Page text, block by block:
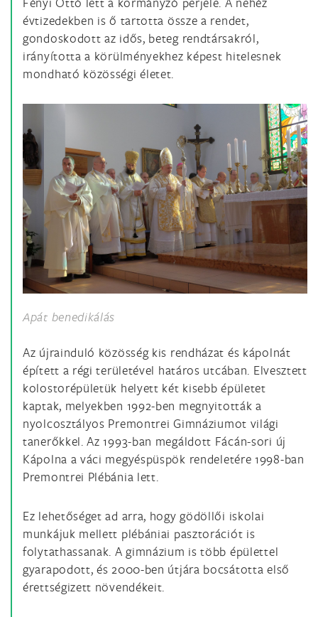
évtizedekben is ő tartotta össze a rendet,
gondoskodott az idős, beteg rendtársakról,
irányította a körülményekhez képest hitelesnek
mondható közösségi életet.
Apát benedikálás
Az újrainduló közösség kis rendházat és kápolnát
épített a régi területével határos utcában. Elvesztett
kolostorépületük helyett két kisebb épületet
kaptak, melyekben 1992-ben megnyitották a
nyolcosztályos Premontrei Gimnáziumot világi
tanerőkkel. Az 1993-ban megáldott Fácán-sori új
Kápolna a váci megyéspüspök rendeletére 1998-ban
Premontrei Plébánia lett.
Ez lehetőséget ad arra, hogy gödöllői iskolai
munkájuk mellett plébániai pasztorációt is
folytathassanak. A gimnázium is több épülettel
gyarapodott, és 2000-ben útjára bocsátotta első
érettségizett növendékeit.